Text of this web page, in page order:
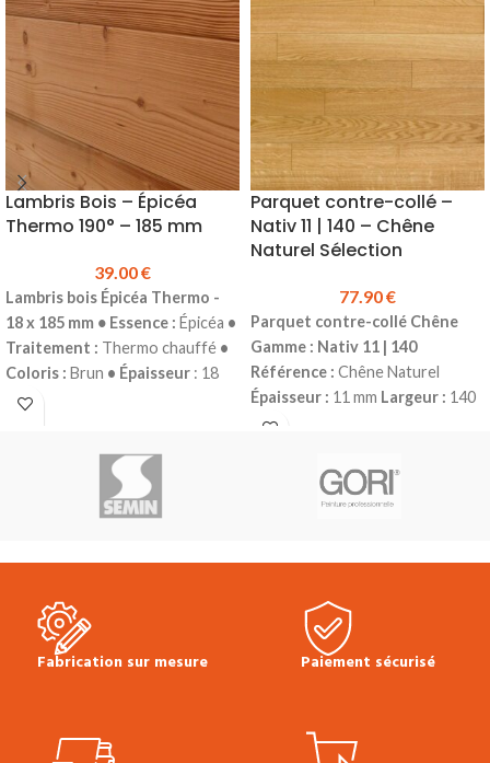
(possibilité de clouer en
complément)
Disponible en dimension :
Lambris Bois – Épicéa
Thermo 190° – 185 mm
39.00€
Lambris bois Épicéa Thermo -
18 x 185 mm • Essence : Épicéa •
Traitement : Thermo chauffé •
Coloris : Brun • Épaisseur : 18
mm
Conditionnement :
Prix TTC au m² :
Vendu à la botteLe lambris bois
Il donnera à votre pièce un aspect
chaleureux et convivial.
contractuelles
Parquet contre-collé –
Nativ 11 | 140 – Chêne
Naturel Sélection
77.90€
Parquet contre-collé Chêne
Gamme : Nativ 11 | 140
Référence : Chêne Naturel
Épaisseur : 11 mm Largeur : 140
mm
*Finition :Vernis Mat
chanfreinsColisage :
disponibles en stock.
et dosse, structure assez
homogène, faibles nuances
fentes acceptées. Présence
Fabrication sur mesure Paiement sécurisé